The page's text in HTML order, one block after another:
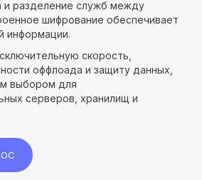
и разделение служб между
шифрование обеспечивает
информации.
скорость,
оффлоада и защиту данных,
выбором для
серверов, хранилищ и